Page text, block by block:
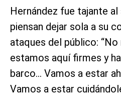
Hernández fue tajante al
piensan dejar sola a su
ataques del público:
estamos aquí firmes y
barco… Vamos a estar
Vamos a estar